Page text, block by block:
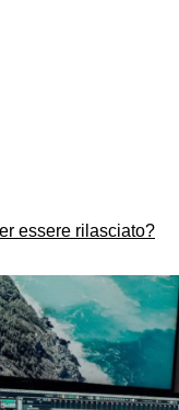
essere rilasciato?